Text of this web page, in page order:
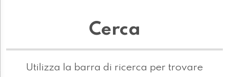
Cerca
Utilizza la barra di ricerca per trovare